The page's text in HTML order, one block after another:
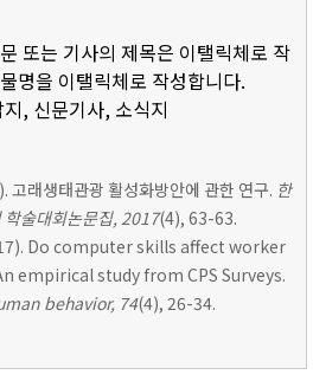
또는 기사의 제목은 이탤릭체로 작
명을 이탤릭체로 작성합니다.
, 신문기사, 소식지
고래생태관광 활성화방안에 관한 연구. 한
학술대회논문집, 2017(4), 63-63.
Do computer skills affect worker
empirical study from CPS Surveys.
behavior, 74(4), 26-34.